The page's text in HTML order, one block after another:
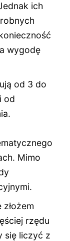
ich
wygodę
od 3 do
od
Mimo
rzędu
się liczyć z